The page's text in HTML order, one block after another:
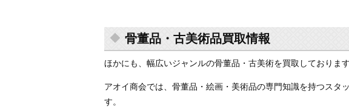
骨董品・古美術品買取情報
ほかにも、幅広いジャンルの骨董品・古美術を買取しております
アオイ商会では、骨董品・絵画・美術品の専門知識を持つスタ
す。